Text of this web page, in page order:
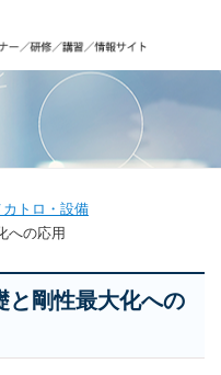
トロ・設備
への応用
と剛性最大化への